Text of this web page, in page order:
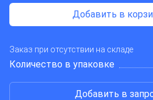
Добавить в
Заказ при отсутствии на складе
Количество в упаковке
Добавить в